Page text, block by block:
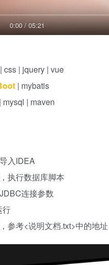
0:00/05:21
css | jquery | vue
| mybatis
| maven
入IDEA
执行数据库脚本
连接参数
行
参考<说明文档.txt>中的地址